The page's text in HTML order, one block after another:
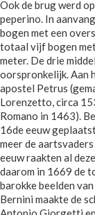
Ook de brug werd
peperino. In
bogen met een
totaal vijf bogen
meter. De drie
oorspronkelijk. Aan
apostel Petrus
Lorenzetto, circa
Romano in 1463).
16de eeuw
meer de
eeuw raakten al
daarom in 1669 de
barokke beelden
Bernini maakte de